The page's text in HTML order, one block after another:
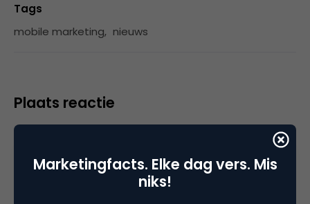
Tags
mobile marketing, nieuws
Plaats reactie
plaatsen.
Marketingfacts. Elke dag vers. Mis
niks!